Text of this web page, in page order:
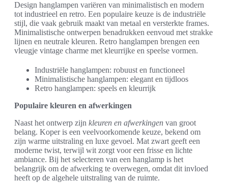
Design hanglampen variëren van minimalistisch en modern
tot industrieel en retro. Een populaire keuze is de industriële
stijl, die vaak gebruik maakt van metaal en versterkte frames.
Minimalistische ontwerpen benadrukken eenvoud met strakke
lijnen en neutrale kleuren. Retro hanglampen brengen een
vleugje vintage charme met kleurrijke en speelse vormen.
Industriële hanglampen: robuust en functioneel
Minimalistische hanglampen: elegant en tijdloos
Retro hanglampen: speels en kleurrijk
Populaire kleuren en afwerkingen
Naast het ontwerp zijn kleuren en afwerkingen van groot
belang. Koper is een veelvoorkomende keuze, bekend om
zijn warme uitstraling en luxe gevoel. Mat zwart geeft een
moderne twist, terwijl wit zorgt voor een frisse en lichte
ambiance. Bij het selecteren van een hanglamp is het
belangrijk om de afwerking te overwegen, omdat dit invloed
heeft op de algehele uitstraling van de ruimte.